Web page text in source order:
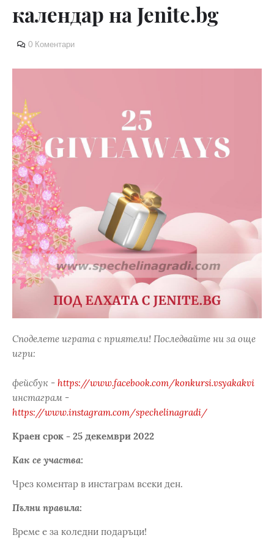
календар на Jenite.bg
0 Коментари
Споделете играта с приятели! Последвайте ни за още
игри:
фейсбук - https://www.facebook.com/konkursi.vsyakakvi
инстаграм -
https://www.instagram.com/spechelinagradi/
Краен срок - 25 декември 2022
Как се участва:
Чрез коментар в инстаграм всеки ден.
Пълни правила:
Време е за коледни подаръци!